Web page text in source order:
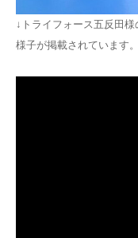
↓トライフォース五反田
様子が掲載されています